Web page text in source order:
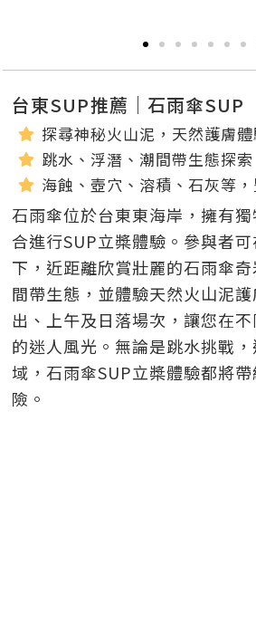
台東SUP推薦｜石雨傘SUP
探尋神秘火山泥，天然護膚
跳水、浮潛、潮間帶生態探索
海蝕、壺穴、溶積、石灰等
石雨傘位於台東東海岸，擁有
合進行SUP立槳體驗。 參與者
下，近距離欣賞壯麗的石雨傘
間帶生態，並體驗天然火山泥護
出、上午及日落場次，讓您在
的迷人風光。 無論是跳水挑戰
域，石雨傘SUP立槳體驗都將
險。